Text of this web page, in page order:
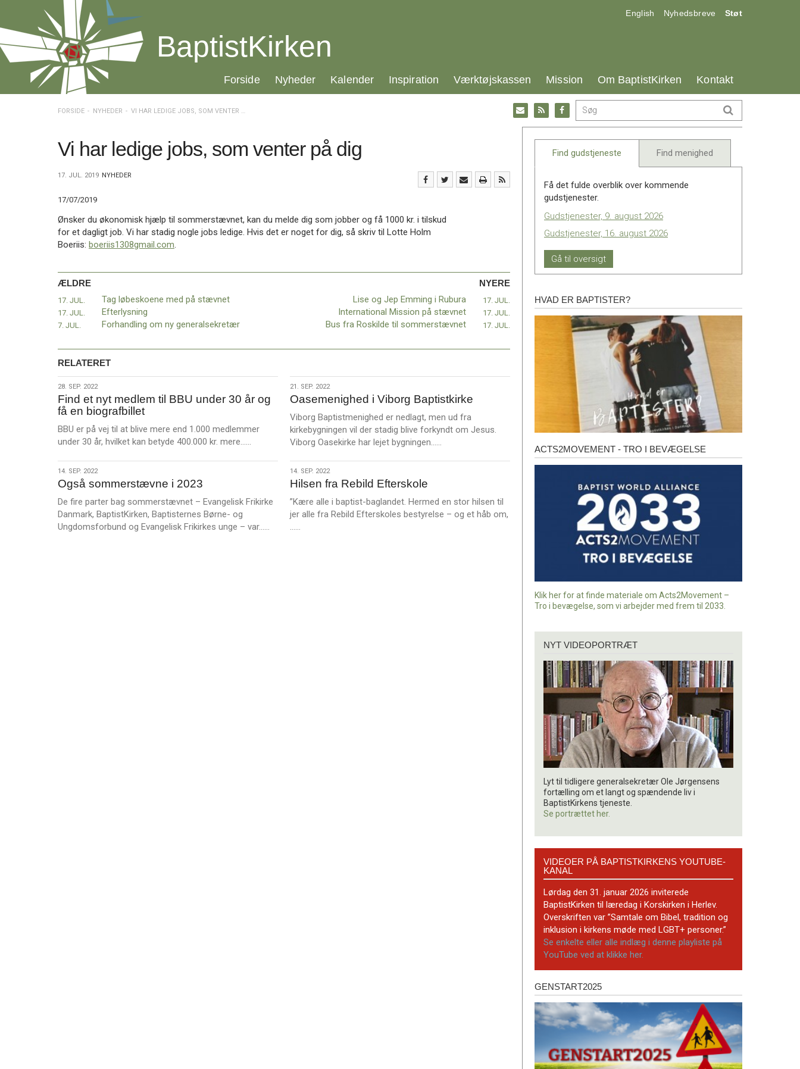
over
og
gå
Vend
tilbage
Værktøjskassen
BaptistKirken
Inspiration
Værktøjskassen
17.0:
English 18.0:
Nyhedsbreve 19.0:
Støt
BaptistKirken
20.0:
Forside 21.0:
Nyheder 22.0:
Kalender 23.0:
Inspiration 24.0:
Værktøjskassen 25.0:
Mission 26.0:
Om BaptistKirken 27.0:
Kontakt
FORSIDE NYHEDER VI HAR LEDIGE JOBS, SOM VENTER PÅ DIG
Gå
til:
Facebook
Gå
til:
RSS
feed
Gå
til:
Email
Vi har ledige jobs, som venter på dig
17. JUL. 2019 NYHEDER
17/07/2019
Ønsker du økonomisk hjælp til sommerstævnet, kan du melde dig som jobber og få 1000 kr. i tilskud
for et dagligt job. Vi har stadig nogle jobs ledige. Hvis det er noget for dig, så skriv til Lotte Holm
Boeriis: boeriis1308gmail.com.
ÆLDRE
17. JUL. Tag løbeskoene med på stævnet
17. JUL. Efterlysning
7. JUL. Forhandling om ny generalsekretær
NYERE
Lise og Jep Emming i Rubura 17. JUL.
International Mission på stævnet 17. JUL.
Bus fra Roskilde til sommerstævnet 17. JUL.
RELATERET
28.
sep.
2022
28. SEP. 2022
Find et nyt medlem til BBU under 30 år og
få en biografbillet
BBU er på vej til at blive mere end 1.000 medlemmer
under 30 år, hvilket kan betyde 400.000 kr. mere……
r
21.
sep.
2022
21. SEP. 2022
Oasemenighed i Viborg Baptistkirke
Viborg Baptistmenighed er nedlagt, men ud fra
kirkebygningen vil der stadig blive forkyndt om Jesus.
Viborg Oasekirke har lejet bygningen……
r
e
14.
sep.
2022
14. SEP. 2022
Også sommerstævne i 2023
De fire parter bag sommerstævnet – Evangelisk Frikirke
Danmark, BaptistKirken, Baptisternes Børne- og
Ungdomsforbund og Evangelisk Frikirkes unge – var……
14.
sep.
2022
14. SEP. 2022
Hilsen fra Rebild Efterskole
”Kære alle i baptist-baglandet. Hermed en stor hilsen til
jer alle fra Rebild Efterskoles bestyrelse – og et håb om,
……
Find gudstjeneste Find menighed
Få det fulde overblik over kommende
gudstjenester.
Gudstjenester, 9. august 2026
Gudstjenester, 16. august 2026
Gå til oversigt
Hvad
er
baptister?
HVAD ER BAPTISTER?
Acts2Movement
ACTS2MOVEMENT - TRO I BEVÆGELSE
Klik her for at finde materiale om Acts2Movement –
Tro i bevægelse, som vi arbejder med frem til 2033.
videoportræt
NYT VIDEOPORTRÆT
Lyt til tidligere generalsekretær Ole Jørgensens
fortælling om et langt og spændende liv i
BaptistKirkens tjeneste.
Se portrættet her.
BaptistKirkens
YouTube-
kanal
VIDEOER PÅ BAPTISTKIRKENS YOUTUBE-
KANAL
Lørdag den 31. januar 2026 inviterede
BaptistKirken til læredag i Korskirken i Herlev.
Overskriften var ”Samtale om Bibel, tradition og
inklusion i kirkens møde med LGBT+ personer.”
Se enkelte eller alle indlæg i denne playliste på
YouTube ved at klikke her.
Genstart2025
GENSTART2025